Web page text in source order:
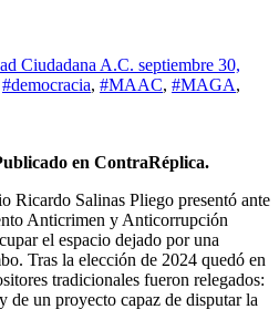
Ciudadana A.C. septiembre 30,
#democracia, #MAAC, #MAGA,
en ContraRéplica.
Ricardo Salinas Pliego presentó ante
Anticrimen y Anticorrupción
el espacio dejado por una
Tras la elección de 2024 quedó en
tradicionales fueron relegados:
de un proyecto capaz de disputar la